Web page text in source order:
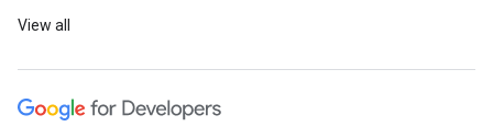
View all